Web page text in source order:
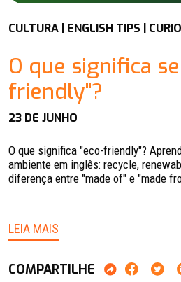
CULTURA | ENGLISH TIPS |
O que significa
friendly"?
23 DE JUNHO
O que significa "eco-friendly"?
ambiente em inglês: recycle,
diferença entre "made of" e "made
LEIA MAIS
COMPARTILHE